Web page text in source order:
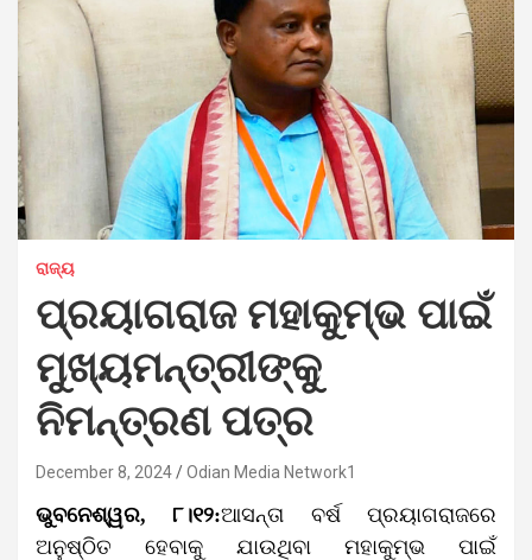
ରାଜ୍ୟ
ପ୍ରୟାଗରାଜ ମହାକୁମ୍ଭ ପାଇଁ
ମୁଖ୍ୟମନ୍ତ୍ରୀଙ୍କୁ
ନିମନ୍ତ୍ରଣ ପତ୍ର
December 8, 2024 Odian Media Network1
ଭୁବନେଶ୍ୱର, ୮।୧୨:ଆସନ୍ତା ବର୍ଷ ପ୍ରୟାଗରାଜରେ
ଅନୁଷ୍ଠିତ ହେବାକୁ ଯାଉଥିବା ମହାକୁମ୍ଭ ପାଇଁ